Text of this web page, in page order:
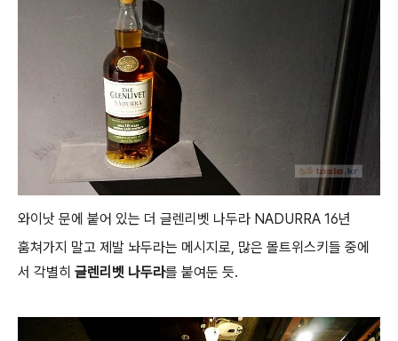
와이낫 문에 붙어 있는 더 글렌리벳 나두라 NADURRA 16년
훔쳐가지 말고 제발 놔두라는 메시지로, 많은 몰트위스키들 중에
서 각별히 글렌리벳 나두라를 붙여둔 듯.